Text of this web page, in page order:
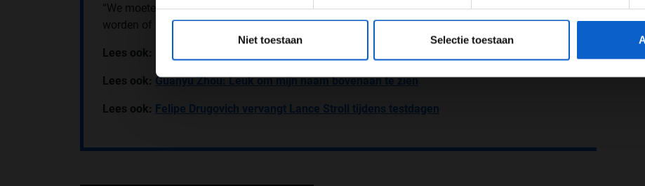
Niet toestaan Selectie toestaan
“We moeten onderzoeken waarom het vandaag zo’n lastige dag was. Het zal interessant
worden of we erachter kunnen komen waarom de prestaties vandaag minder waren.”
Lees ook:
Lees ook: Guanyu Zhou: Leuk om mijn naam bovenaan te zien
Lees ook: Felipe Drugovich vervangt Lance Stroll tijdens testdagen
*Raadpleeg onsprivacybeleidvoor meer informatie over gegevensgebruik en -